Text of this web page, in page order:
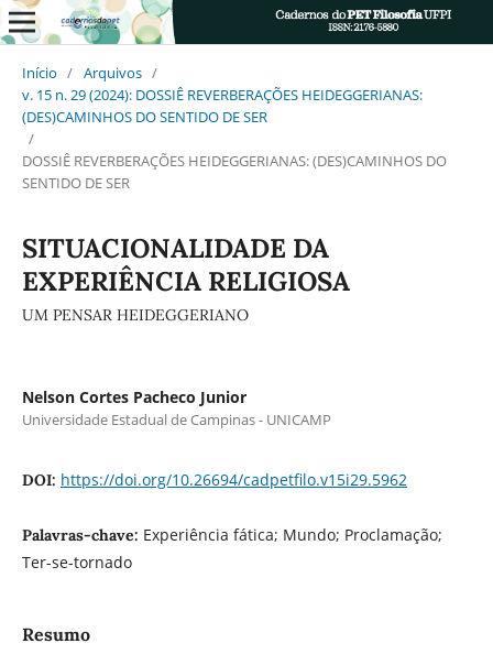
Início / Arquivos /
v. 15 n. 29 (2024): DOSSIÊ REVERBERAÇÕES HEIDEGGERIANAS:
(DES)CAMINHOS DO SENTIDO DE SER
/
DOSSIÊ REVERBERAÇÕES HEIDEGGERIANAS: (DES)CAMINHOS DO
SENTIDO DE SER
SITUACIONALIDADE DA
EXPERIÊNCIA RELIGIOSA
UM PENSAR HEIDEGGERIANO
Nelson Cortes Pacheco Junior
Universidade Estadual de Campinas - UNICAMP
DOI: https://doi.org/10.26694/cadpetfilo.v15i29.5962
Palavras-chave: Experiência fática; Mundo; Proclamação;
Ter-se-tornado
Resumo